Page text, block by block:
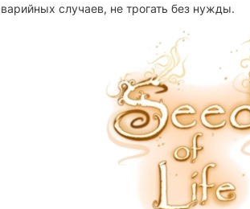
случаев, не трогать без нужды.